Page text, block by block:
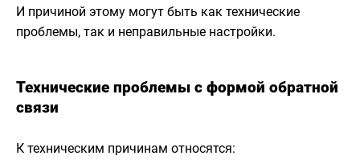
И причиной этому могут быть как технические
проблемы, так и неправильные настройки.
Технические проблемы с формой обратной
связи
К техническим причинам относятся: